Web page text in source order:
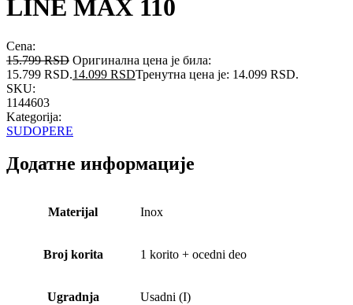
LINE MAX 110
Cena:
15.799RSD Оригинална цена је била:
15.799 RSD.14.099 RSDТренутна цена је: 14.099 RSD.
SKU:
1144603
Kategorija:
SUDOPERE
Додатне информације
Materijal Inox
Broj korita 1 korito + ocedni deo
Ugradnja Usadni (I)